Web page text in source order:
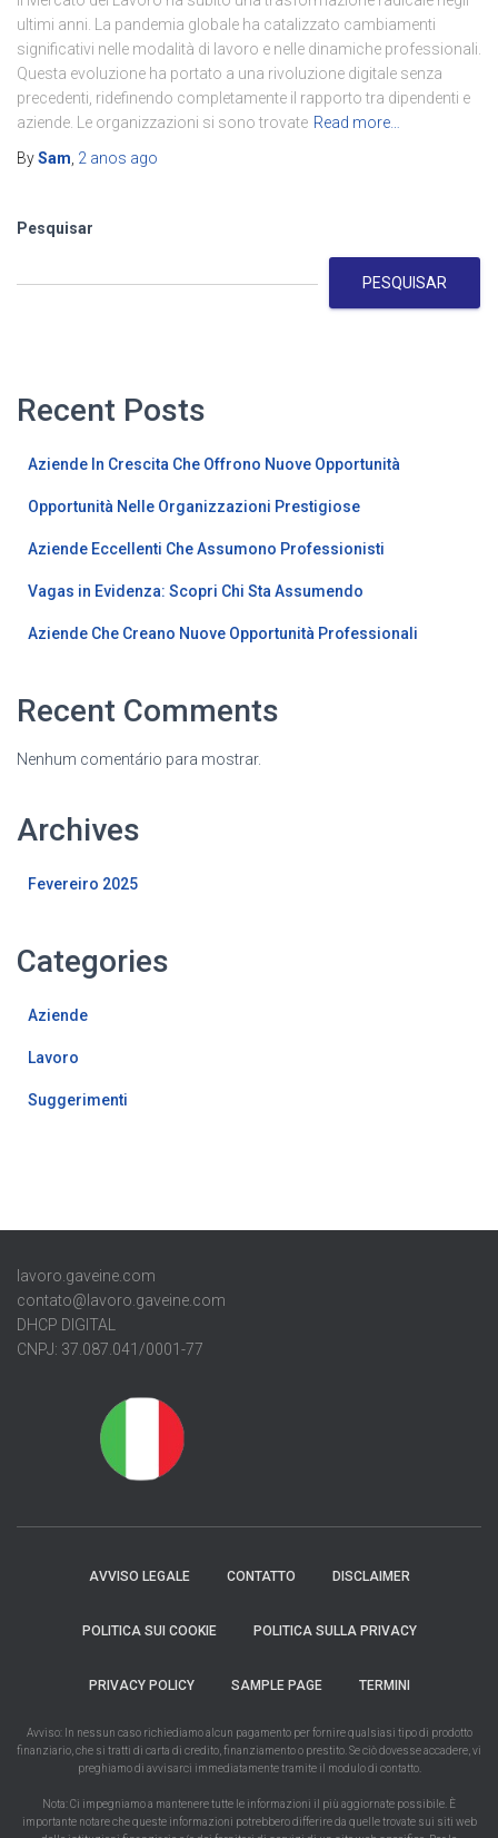
ultimi anni. La pandemia globale ha catalizzato cambiamenti
significativi nelle modalità di lavoro e nelle dinamiche professionali.
Questa evoluzione ha portato a una rivoluzione digitale senza
precedenti, ridefinendo completamente il rapporto tra dipendenti e
aziende. Le organizzazioni si sono trovate Read more…
BySam 2 anos ago
Pesquisar
PESQUISAR
Recent Posts
Aziende In Crescita Che Offrono Nuove Opportunità
Opportunità Nelle Organizzazioni Prestigiose
Aziende Eccellenti Che Assumono Professionisti
Vagas in Evidenza: Scopri Chi Sta Assumendo
Aziende Che Creano Nuove Opportunità Professionali
Recent Comments
Nenhum comentário para mostrar.
Archives
Fevereiro 2025
Categories
Aziende
Lavoro
Suggerimenti
lavoro.gaveine.com
contato@lavoro.gaveine.com
DHCP DIGITAL
CNPJ: 37.087.041/0001-77
AVVISO LEGALE CONTATTO DISCLAIMER
POLITICA SUI COOKIE POLITICA SULLA PRIVACY
PRIVACY POLICY SAMPLE PAGE TERMINI
Avviso: In nessun caso richiediamo alcun pagamento per fornire qualsiasi tipo di prodotto
finanziario, che si tratti di carta di credito, finanziamento o prestito. Se ciò dovesse accadere, vi
preghiamo di avvisarci immediatamente tramite il modulo di contatto.
Nota: Ci impegniamo a mantenere tutte le informazioni il più aggiornate possibile. È
importante notare che queste informazioni potrebbero differire da quelle trovate sui siti web